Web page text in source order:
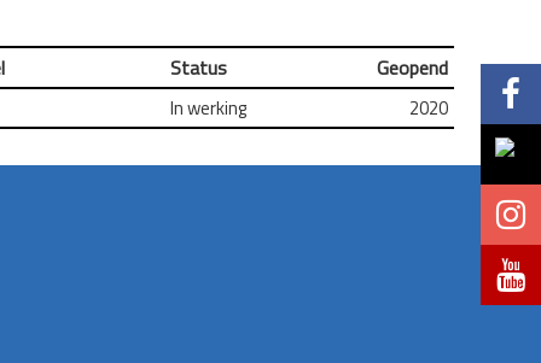
Volg @Pretparkenbe
Volg @Pretparkenbe
Volg @Pretparken.be
Volg @Pretparkenbe
Status Geopend
In werking 2020